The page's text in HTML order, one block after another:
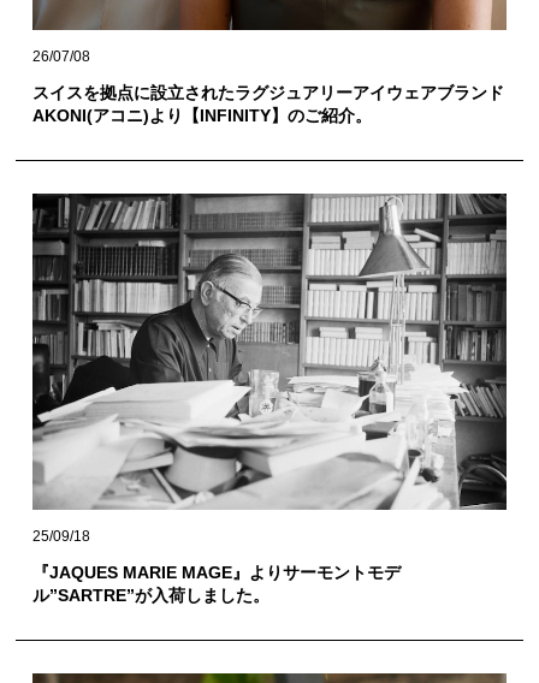
26/07/08
スイスを拠点に設立されたラグジュアリーアイウェアブランド
AKONI(アコニ)より【INFINITY】のご紹介。
25/09/18
『JAQUES MARIE MAGE』よりサーモントモデ
ル”SARTRE”が入荷しました。